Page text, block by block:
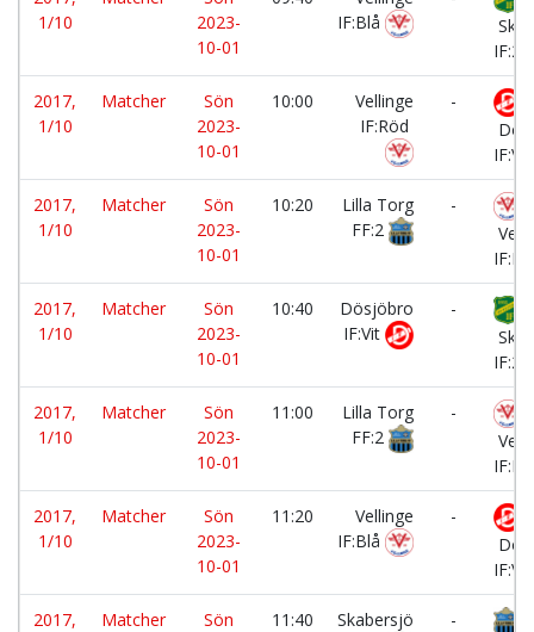
1/10
2023-
10-01
IF:Blå
IF:2
2017,
1/10
Matcher
Sön
2023-
10-01
10:00
Vellinge
IF:Röd
-
IF:Vit
2017,
1/10
Matcher
Sön
2023-
10-01
10:20
Lilla Torg
FF:2
-
2017,
1/10
Matcher
Sön
2023-
10-01
10:40
Dösjöbro
IF:Vit
-
IF:2
2017,
1/10
Matcher
Sön
2023-
10-01
11:00
Lilla Torg
FF:2
-
2017,
1/10
Matcher
Sön
2023-
10-01
11:20
Vellinge
IF:Blå
-
IF:Vit
2017,
Matcher
Sön
11:40
Skabersjö
-